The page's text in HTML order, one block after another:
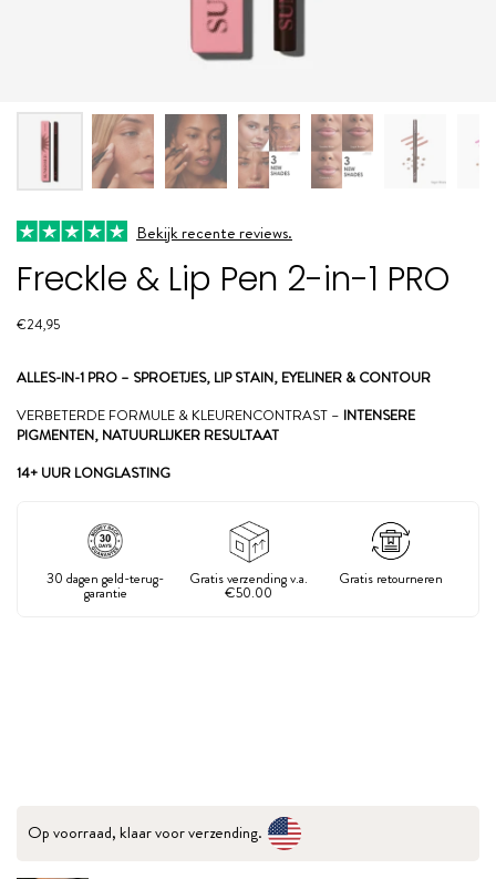
Bekijk recente reviews.
Freckle & Lip Pen 2-in-1 PRO
€24,95
ALLES-IN-1 PRO – SPROETJES, LIP STAIN, EYELINER & CONTOUR
VERBETERDE FORMULE & KLEURENCONTRAST – INTENSERE
PIGMENTEN, NATUURLIJKER RESULTAAT
14+ UUR LONGLASTING
30 dagen geld-terug-
garantie
Gratis verzending v.a.
€50.00
Gratis retourneren
Op voorraad, klaar voor verzending.